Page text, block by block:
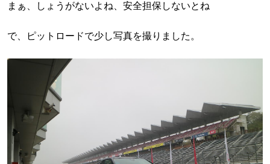
まぁ、しょうがないよね、安全担保しないとね
で、ピットロードで少し写真を撮りました。